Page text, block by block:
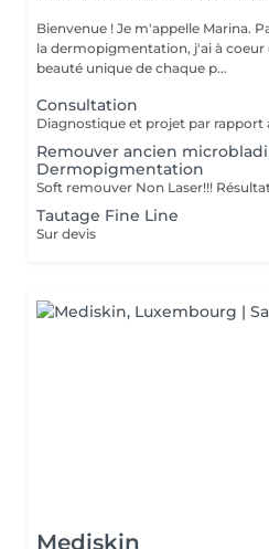
Bienvenue ! Je m'appelle Marina. Passionnée par l'esthétique et
la dermopigmentation, j'ai à coeur
beauté unique de chaque p...
Consultation
Remouver ancien
Dermopigmentation
Tautage Fine Line
Sur devis
Mediskin